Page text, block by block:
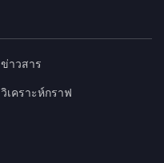
ข่าวสาร
วิเคราะห์กราฟ